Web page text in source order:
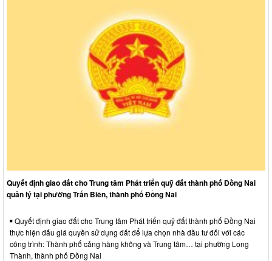
Quyết định giao đất cho Trung tâm Phát triển quỹ đất thành phố Đồng Nai
quản lý tại phường Trấn Biên, thành phố Đồng Nai
Quyết định giao đất cho Trung tâm Phát triển quỹ đất thành phố Đồng Nai
thực hiện đấu giá quyền sử dụng đất để lựa chọn nhà đầu tư đối với các
công trình: Thành phố cảng hàng không và Trung tâm… tại phường Long
Thành, thành phố Đồng Nai